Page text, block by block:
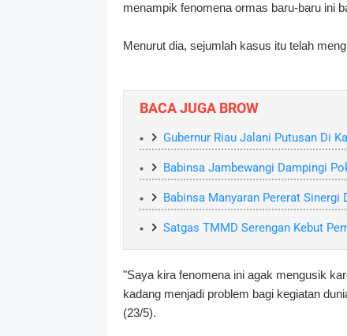
menampik fenomena ormas baru-baru ini
Menurut dia, sejumlah kasus itu telah
BACA JUGA BROW
Gubernur Riau Jalani Putusan Di
Babinsa Jambewangi Dampingi
Babinsa Manyaran Pererat Sinergi
Satgas TMMD Serengan Kebut
"Saya kira fenomena ini agak mengusik
kadang menjadi problem bagi kegiatan
(23/5).